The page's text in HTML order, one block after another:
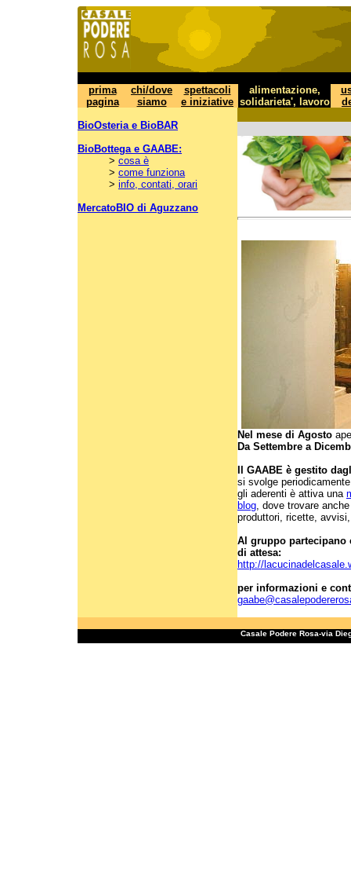
prima
pagina
chi/dove
siamo
spettacoli
e iniziative
alimentazione,
solidarieta', lavoro
BioOsteria e BioBAR
BioBottega e GAABE:
> cosa è
> come funziona
> info, contati, orari
MercatoBIO di Aguzzano
Nel mese di Agosto
Da Settembre a
Il GAABE è gestito
si svolge
gli aderenti è attiva una
blog, dove trovare
produttori, ricette,
Al gruppo partecipano
di attesa:
http://
per informazioni e
Casale Podere Rosa-via